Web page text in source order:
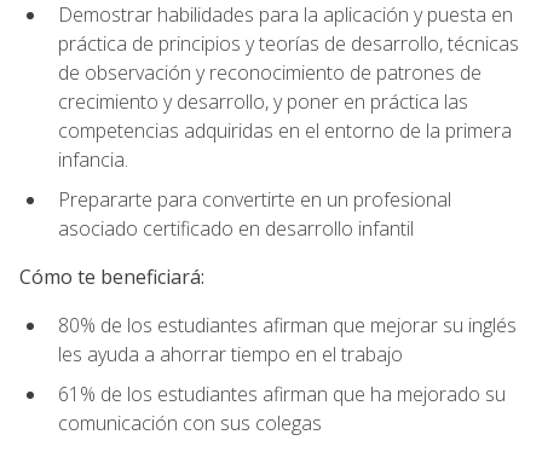
Demostrar habilidades para la aplicación y puesta en
práctica de principios y teorías de desarrollo, técnicas
de observación y reconocimiento de patrones de
crecimiento y desarrollo, y poner en práctica las
competencias adquiridas en el entorno de la primera
infancia.
Prepararte para convertirte en un profesional
asociado certificado en desarrollo infantil
Cómo te beneficiará:
80% de los estudiantes afirman que mejorar su inglés
les ayuda a ahorrar tiempo en el trabajo
61% de los estudiantes afirman que ha mejorado su
comunicación con sus colegas